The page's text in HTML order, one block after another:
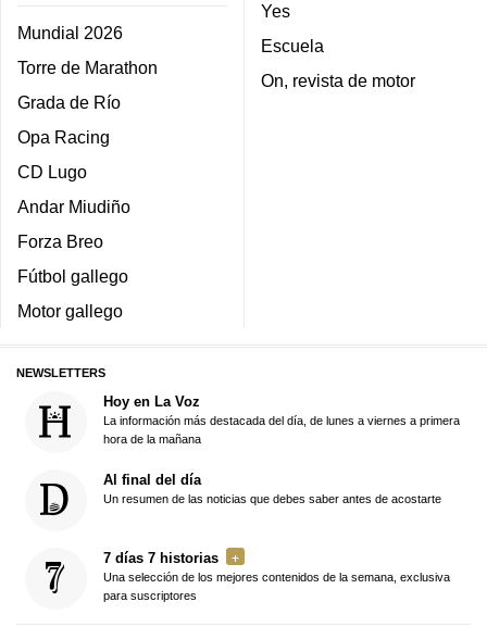
Mundial 2026
Torre de Marathon
Grada de Río
Opa Racing
CD Lugo
Andar Miudiño
Forza Breo
Fútbol gallego
Motor gallego
Yes
Escuela
On, revista de motor
NEWSLETTERS
Hoy en La Voz
La información más destacada del día, de lunes a viernes a primera
hora de la mañana
Al final del día
Un resumen de las noticias que debes saber antes de acostarte
7 días 7 historias
Una selección de los mejores contenidos de la semana, exclusiva
para suscriptores